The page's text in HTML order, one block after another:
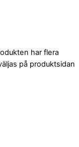
har flera
på produktsidan